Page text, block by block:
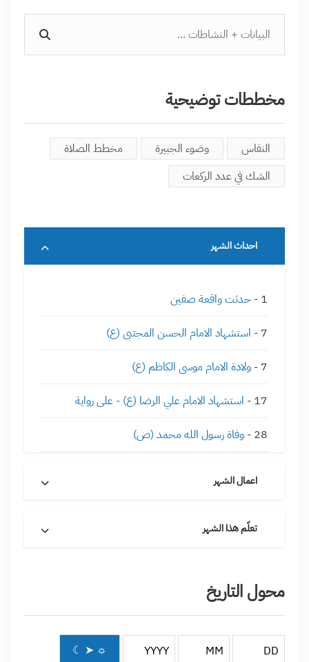
مخططات توضيحية
النفاس وضوء الجبيرة
مخطط الصلاة
الشك في عدد الركعات
احداث الشهر
1 - حدثت واقعة صفين
7 - استشهاد الامام الحسن المجتبى (ع)
7 - ولادة الامام موسى الكاظم (ع)
17 - استشهاد الامام علي الرضا (ع) - على رواية
28 - وفاة رسول الله محمد (ص)
اعمال الشهر
تعلّم هذا الشهر
محول التاريخ
☾ ➤ ☼